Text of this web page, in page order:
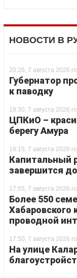
НОВОСТИ В
20:26, 7 августа 2026
Губернатор
к паводку
19:30, 7 августа 2026
ЦПКиО –
берегу Амура
18:15, 7 августа 2026
Капитальный
завершится
17:55, 7 августа 2026
Более 550
Хабаровского
проводной
17:50, 7 августа 2026
На улице